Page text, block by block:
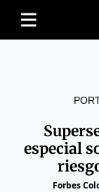
especial
Forbes